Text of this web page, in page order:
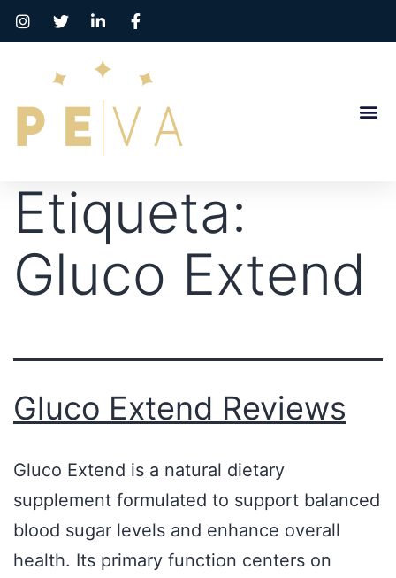
Etiqueta:
Gluco Extend
Gluco Extend Reviews
Gluco Extend is a natural dietary
supplement formulated to support balanced
blood sugar levels and enhance overall
health. Its primary function centers on